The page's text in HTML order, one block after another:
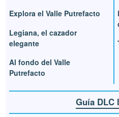
Explora el Valle Putrefacto
Legiana, el cazador
elegante
Al fondo del Valle
Putrefacto
Guía DLC